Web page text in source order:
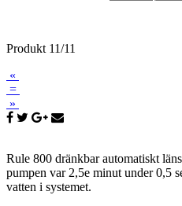
Produkt 11/11
«
=
»
Rule 800 dränkbar automatiskt
pumpen var 2,5e minut under 0,5
vatten i systemet.